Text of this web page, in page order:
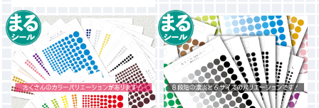
28枚セット）